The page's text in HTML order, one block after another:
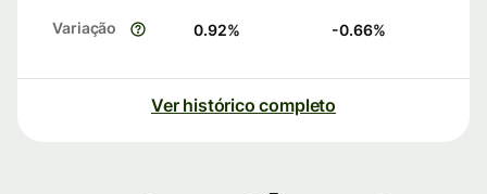
Variação 0.92% -0.66%
Ver histórico completo